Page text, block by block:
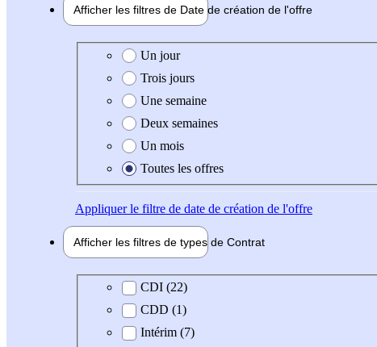
Afficher les filtres de Date de création de l'offre
Date de création de l'offre
Un jour
Trois jours
Une semaine
Deux semaines
Un mois
Toutes les offres
Appliquerle filtre de date de création de l'offre
Afficher les filtres de types de Contrat
Type de contratCDI (22)
CDD (1)
Intérim (7)